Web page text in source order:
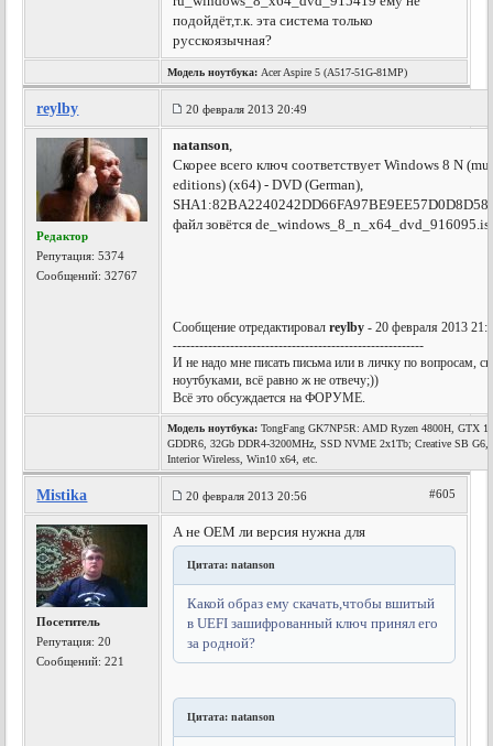
подойдёт,т.к. эта система только
русскоязычная?
Модель ноутбука: Acer Aspire 5 (A517-51G-81MP)
reylby 20 февраля 2013 20:49
Редактор
Репутация:5374
Сообщений: 32767
natanson,
Скорее всего ключ соответствует Windows 8 N
editions) (x64) - DVD (German),
файл зовётся
Сообщение отредактировалreylby - 20 февраля 2013
---------------------------------------------------------
И не надо мне писать письма или в личку по вопросам,
ноутбуками, всё равно ж не отвечу;))
Всё это обсуждается на ФОРУМЕ.
Модель ноутбука: TongFang GK7NP5R: AMD Ryzen 4800H, GTX
GDDR6, 32Gb DDR4-3200MHz, SSD NVME 2x1Tb; Creative SB G6,
Interior Wireless, Win10 x64, etc.
Mistika 20 февраля 2013 20:56 #605
Посетитель
Репутация:20
Сообщений: 221
А не OEM ли версия нужна для
Цитата: natanson
Какой образ ему скачать,чтобы вшитый
в UEFI зашифрованный ключ принял его
за родной?
Цитата: natanson